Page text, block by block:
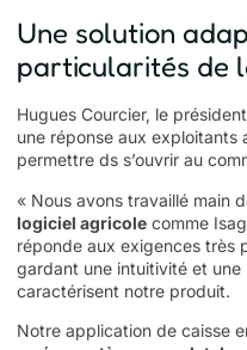
Une solution
particularités de
Hugues Courcier, le
une réponse aux exploitants
permettre ds s’ouvrir au
« Nous avons travaillé main
logiciel agricole comme
réponde aux exigences très
gardant une intuitivité et une
caractérisent notre produit.
Notre application de caisse